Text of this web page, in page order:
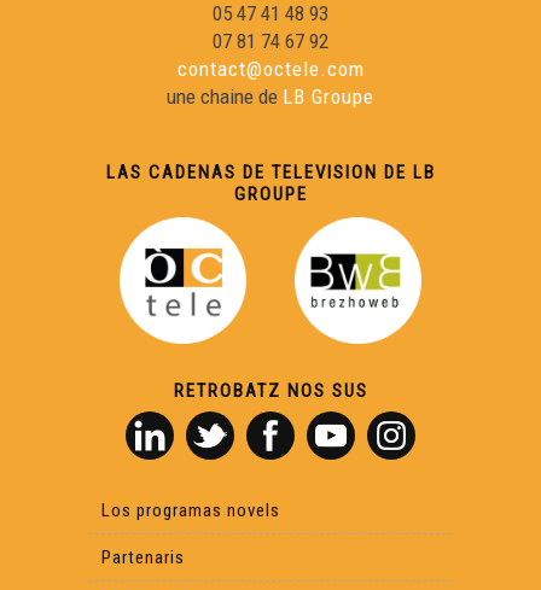
05 47 41 48 93
07 81 74 67 92
contact@octele.com
une chaine de LB Groupe
LAS CADENAS DE TELEVISION DE LB
GROUPE
RETROBATZ NOS SUS
Los programas novels
Partenaris